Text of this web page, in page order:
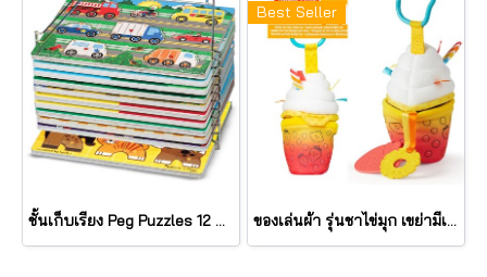
ชั้นเก็บเรียง Peg Puzzles 12 แผ่น Wire Puzzle-Storage Rack รุ่น 1018 ยี่ห้อ Melissa & Doug (นำเข้า USA)
Best Seller
ของเล่นผ้า รุ่นชาไข่มุก เขย่ามีเสียง Bubble Tea Take Along Toy รุ่น 30744 ยี่ห้อ Melissa & Doug